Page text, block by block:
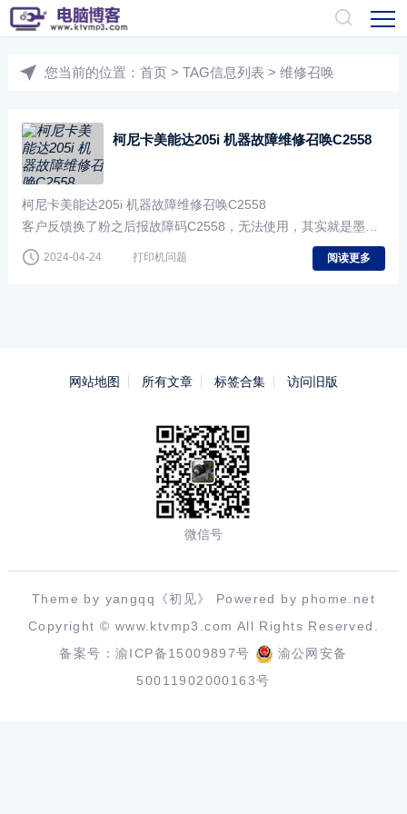
您当前的位置： 首页 > TAG信息列表 > 维修召唤
柯尼卡美能达205i 机器故障维修召唤C2558
柯尼卡美能达205i 机器故障维修召唤C2558
客户反馈换了粉之后报故障码C2558，无法使用，其实就是墨粉
问题引起的，建议使用原厂耗材。
解决方法：彻底清洁显影仓，更换载体（显影剂）
2024-04-24 打印机问题 阅读更多
网站地图 所有文章 标签合集 访问旧版
微信号
Theme by yangqq《初见》 Powered by phome.net
Copyright © www.ktvmp3.com All Rights Reserved.
备案号： 渝ICP备15009897号
渝公网安备
50011902000163号